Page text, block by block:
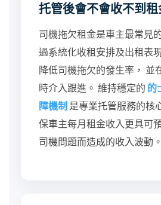
托管後會不會收不到租
司機拖欠租金是車主最常見
過系統化收租安排及出租表
降低司機拖欠的發生率， 並
時介入跟進。 維持穩定的 的
障機制 是專業托管服務的核
保車主每月租金收入更具可
司機問題而造成的收入波動。